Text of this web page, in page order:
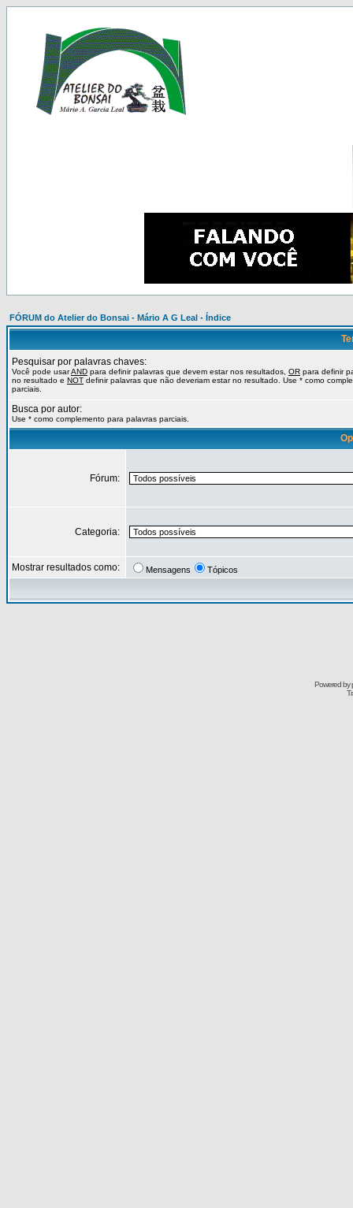
FÓRUM do Atelier do Bonsai - Mário A G Leal - Índice
Pesquisar por palavras chaves:
Você pode usarAND para definir palavras que devem estar nos resultados, OR para definir
no resultado e NOT definir palavras que não deveriam estar no resultado. Use * como
parciais.
Busca por autor:
Use * como complemento para palavras parciais.
Fórum:
Categoria:
Mostrar resultados como: Mensagens Tópicos
Powered by